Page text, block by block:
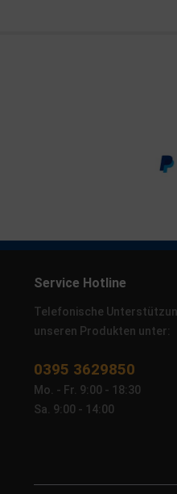
Service Hotline
Telefonische
unseren Produkten unter:
0395 3629850
Mo. - Fr. 9:00 - 18:30
Sa. 9:00 - 14:00